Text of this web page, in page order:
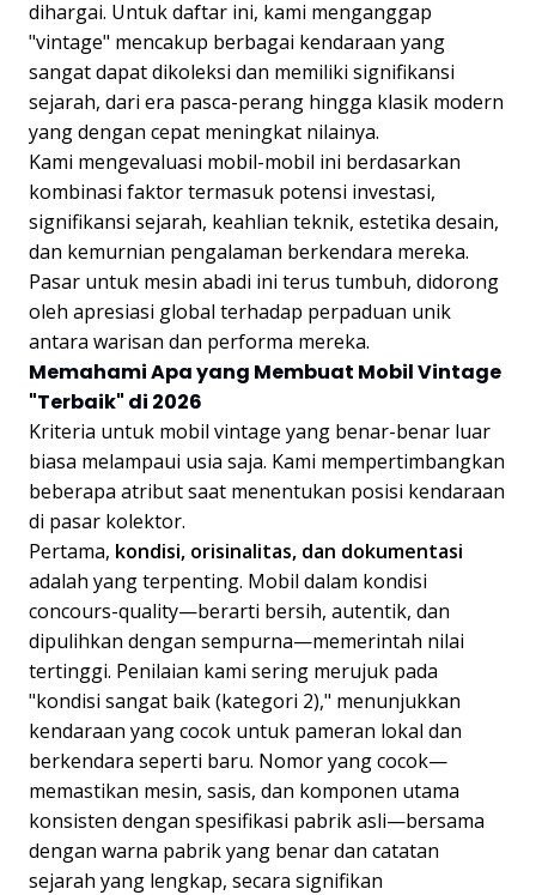
dihargai. Untuk daftar ini, kami menganggap
"vintage" mencakup berbagai kendaraan yang
sangat dapat dikoleksi dan memiliki signifikansi
sejarah, dari era pasca-perang hingga klasik modern
yang dengan cepat meningkat nilainya.
Kami mengevaluasi mobil-mobil ini berdasarkan
kombinasi faktor termasuk potensi investasi,
signifikansi sejarah, keahlian teknik, estetika desain,
dan kemurnian pengalaman berkendara mereka.
Pasar untuk mesin abadi ini terus tumbuh, didorong
oleh apresiasi global terhadap perpaduan unik
antara warisan dan performa mereka.
Memahami Apa yang Membuat Mobil Vintage
"Terbaik" di 2026
Kriteria untuk mobil vintage yang benar-benar luar
biasa melampaui usia saja. Kami mempertimbangkan
beberapa atribut saat menentukan posisi kendaraan
di pasar kolektor.
Pertama, kondisi, orisinalitas, dan dokumentasi
adalah yang terpenting. Mobil dalam kondisi
concours-quality—berarti bersih, autentik, dan
dipulihkan dengan sempurna—memerintah nilai
tertinggi. Penilaian kami sering merujuk pada
"kondisi sangat baik (kategori 2)," menunjukkan
kendaraan yang cocok untuk pameran lokal dan
berkendara seperti baru. Nomor yang cocok—
memastikan mesin, sasis, dan komponen utama
konsisten dengan spesifikasi pabrik asli—bersama
dengan warna pabrik yang benar dan catatan
sejarah yang lengkap, secara signifikan